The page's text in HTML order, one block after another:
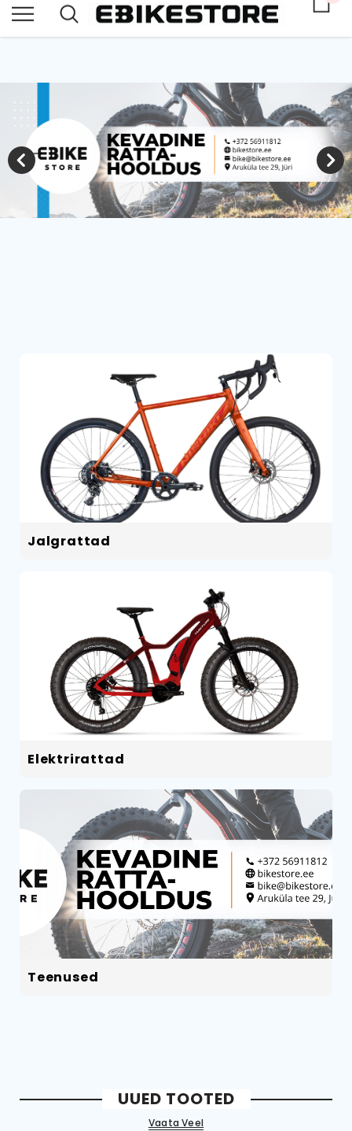
Oleme avatud E-R 10.00-18.00 ja L 10.00-15.00
Jalgrattad
Elektrirattad
Teenused
UUED TOOTED
Vaata Veel